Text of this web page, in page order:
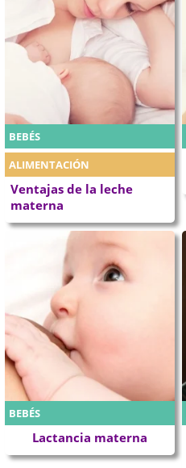
BEBÉS
ALIMENTACIÓN
Ventajas de la leche
materna
BEBÉS
Lactancia materna